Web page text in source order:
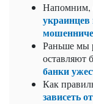
Напомним,
Раньше мы
оставляют
банки
Как
зависеть